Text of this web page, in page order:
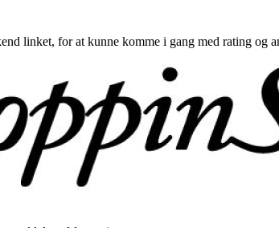
linket, for at kunne komme i gang med rating og